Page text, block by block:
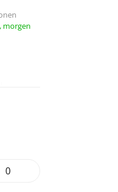
morgen